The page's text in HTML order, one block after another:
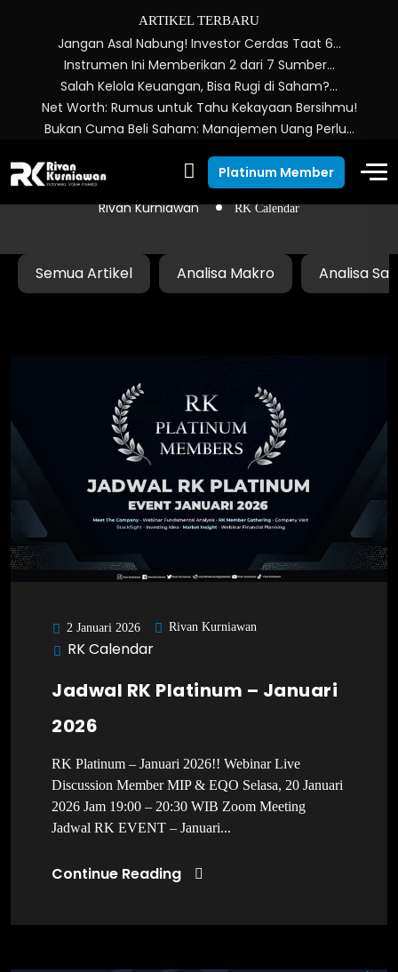
ARTIKEL TERBARU
Jangan Asal Nabung! Investor Cerdas Taat 6…
Instrumen Ini Memberikan 2 dari 7 Sumber…
Salah Kelola Keuangan, Bisa Rugi di Saham?…
Net Worth: Rumus untuk Tahu Kekayaan Bersihmu!
Bukan Cuma Beli Saham: Manajemen Uang Perlu…
Platinum Member
RK Calendar
Rivan Kurniawan RK Calendar
Semua Artikel Analisa Makro Analisa
2 Januari 2026 Rivan Kurniawan
RK Calendar
Jadwal RK Platinum – Januari
2026
RK Platinum – Januari 2026!! Webinar Live
Discussion Member MIP & EQO Selasa, 20 Januari
2026 Jam 19:00 – 20:30 WIB Zoom Meeting
Jadwal RK EVENT – Januari...
Continue Reading